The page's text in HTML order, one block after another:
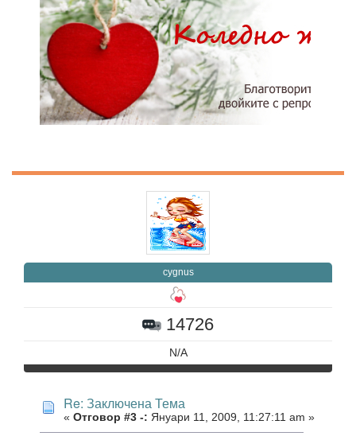
cygnus
14726
N/A
Re: Заключена Тема
« Отговор #3 -: Януари 11, 2009, 11:27:11 am »